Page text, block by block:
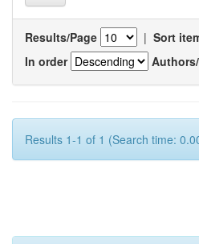
Results/Page | Sort
In order
Results 1-1 of 1 (Search time: